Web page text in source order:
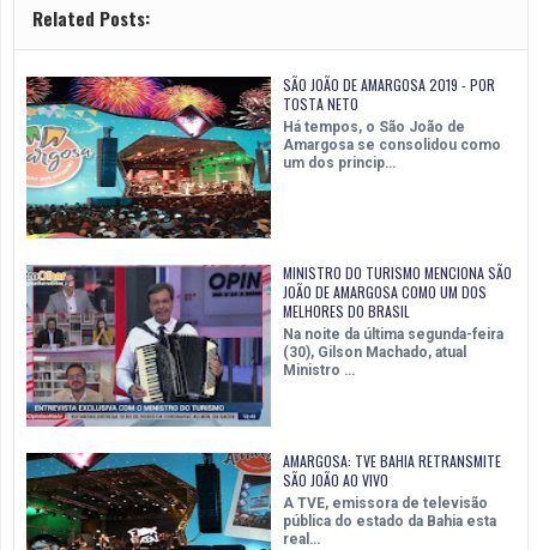
Related Posts:
SÃO JOÃO DE AMARGOSA 2019 - POR
TOSTA NETO
Há tempos, o São João de
Amargosa se consolidou como
um dos princip…
MINISTRO DO TURISMO MENCIONA SÃO
JOÃO DE AMARGOSA COMO UM DOS
MELHORES DO BRASIL
Na noite da última segunda-feira
(30), Gilson Machado, atual
Ministro …
AMARGOSA: TVE BAHIA RETRANSMITE
SÃO JOÃO AO VIVO
A TVE, emissora de televisão
pública do estado da Bahia esta
real…